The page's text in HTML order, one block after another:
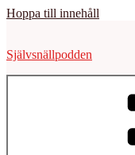
Hoppa till innehåll
Självsnällpodden